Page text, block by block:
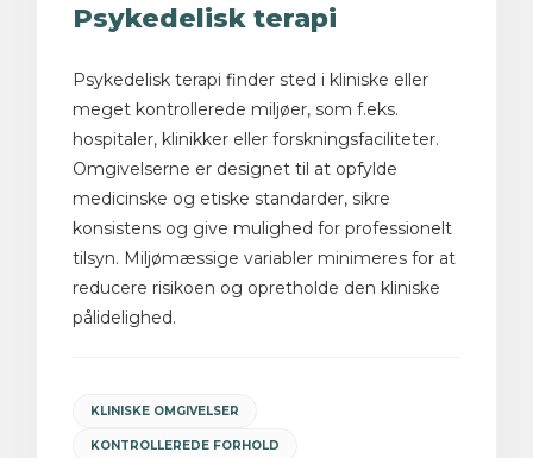
Psykedelisk terapi
Psykedelisk terapi finder sted i kliniske eller
meget kontrollerede miljøer, som f.eks.
hospitaler, klinikker eller forskningsfaciliteter.
Omgivelserne er designet til at opfylde
medicinske og etiske standarder, sikre
konsistens og give mulighed for professionelt
tilsyn. Miljømæssige variabler minimeres for at
reducere risikoen og opretholde den kliniske
pålidelighed.
KLINISKE OMGIVELSER
KONTROLLEREDE FORHOLD